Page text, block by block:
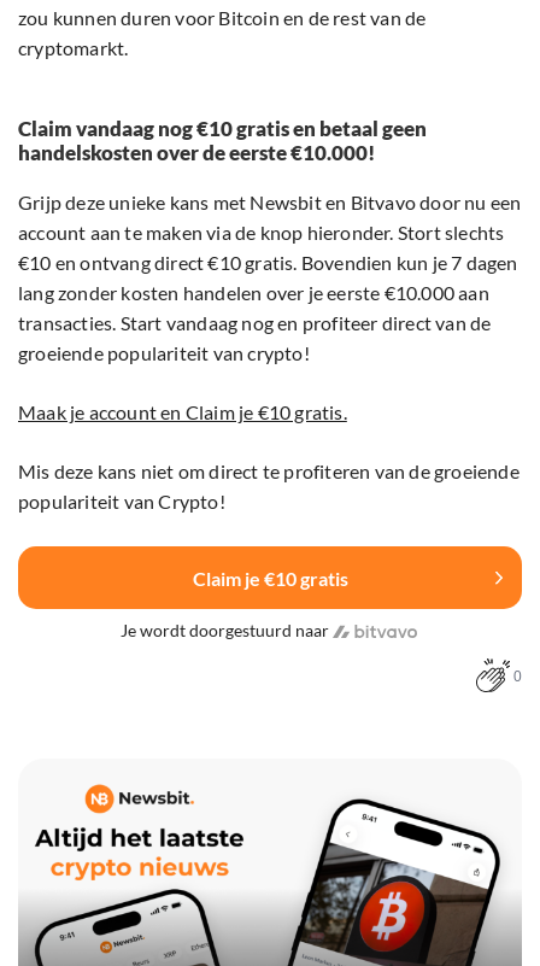
zou kunnen duren voor Bitcoin en de rest van de
cryptomarkt.
Claim vandaag nog €10 gratis en betaal geen
handelskosten over de eerste €10.000!
Grijp deze unieke kans met Newsbit en Bitvavo door nu een
account aan te maken via de knop hieronder. Stort slechts
€10 en ontvang direct €10 gratis. Bovendien kun je 7 dagen
lang zonder kosten handelen over je eerste €10.000 aan
transacties. Start vandaag nog en profiteer direct van de
groeiende populariteit van crypto!
Maak je account en Claim je €10 gratis.
Mis deze kans niet om direct te profiteren van de groeiende
populariteit van Crypto!
Claim je €10 gratis
Je wordt doorgestuurd naar
0